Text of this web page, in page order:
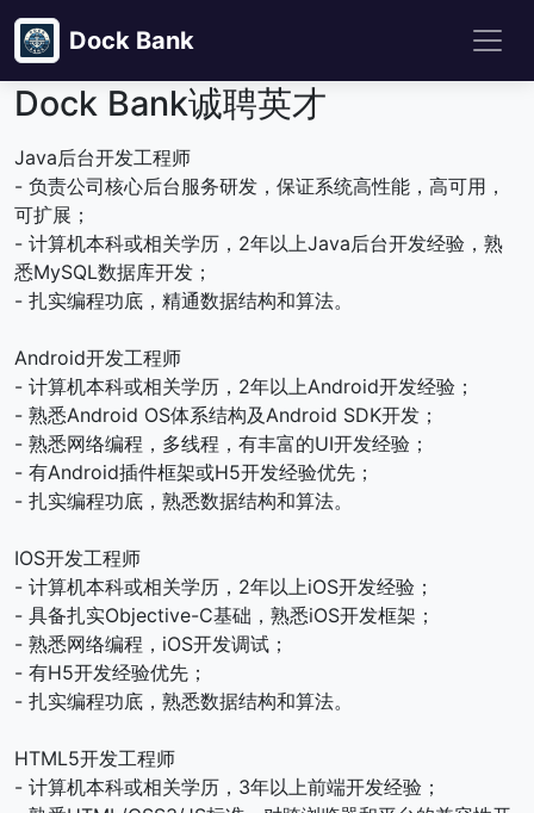
Dock Bank
Dock Bank诚聘英才
Java后台开发工程师
- 负责公司核心后台服务研发，保证系统高性能，高可用，
可扩展；
- 计算机本科或相关学历，2年以上Java后台开发经验，熟
悉MySQL数据库开发；
- 扎实编程功底，精通数据结构和算法。
Android开发工程师
- 计算机本科或相关学历，2年以上Android开发经验；
- 熟悉Android OS体系结构及Android SDK开发；
- 熟悉网络编程，多线程，有丰富的UI开发经验；
- 有Android插件框架或H5开发经验优先；
- 扎实编程功底，熟悉数据结构和算法。
IOS开发工程师
- 计算机本科或相关学历，2年以上iOS开发经验；
- 具备扎实Objective-C基础，熟悉iOS开发框架；
- 熟悉网络编程，iOS开发调试；
- 有H5开发经验优先；
- 扎实编程功底，熟悉数据结构和算法。
HTML5开发工程师
- 计算机本科或相关学历，3年以上前端开发经验；